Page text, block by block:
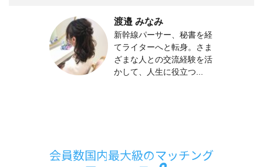
渡邉 みなみ
新幹線パーサー、秘書を経
てライターへと転身。さま
ざまな人との交流経験を活
かして、人生に役立つ...